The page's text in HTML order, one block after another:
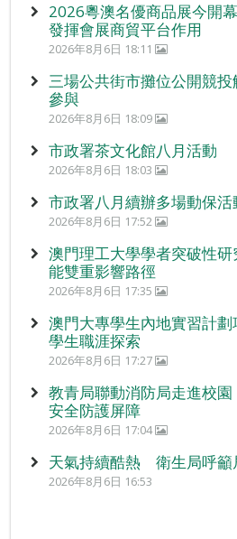
2026粵澳名優商品展今開
發揮會展商貿平台作用
2026年8月6日 18:11
三場公共街市攤位公開競
參與
2026年8月6日 18:09
市政署茶文化館八月活動
2026年8月6日 18:03
市政署八月續辦多場動保
2026年8月6日 17:52
澳門理工大學學者突破性
能雙重影響路徑
2026年8月6日 17:35
澳門大專學生內地實習計
學生職涯探索
2026年8月6日 17:27
教青局聯動消防局走進校
安全防護屏障
2026年8月6日 17:04
天氣持續酷熱 衛生局呼籲
2026年8月6日 16:53